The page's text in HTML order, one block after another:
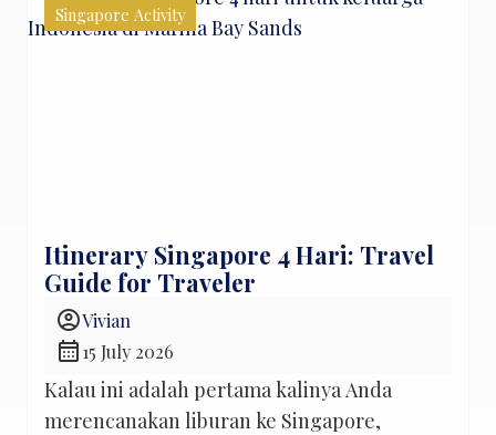
Singapore Activity
Itinerary Singapore 4 Hari: Travel
Guide for Traveler
account_circleVivian
calendar_month15 July 2026
Kalau ini adalah pertama kalinya Anda
merencanakan liburan ke Singapore,